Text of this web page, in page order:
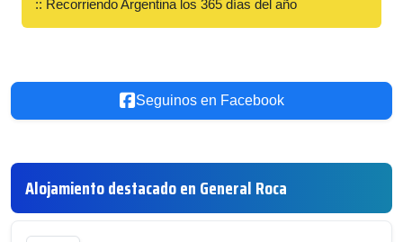
:: Recorriendo Argentina los 365 días del año
Seguinos en Facebook
Alojamiento destacado en General Roca